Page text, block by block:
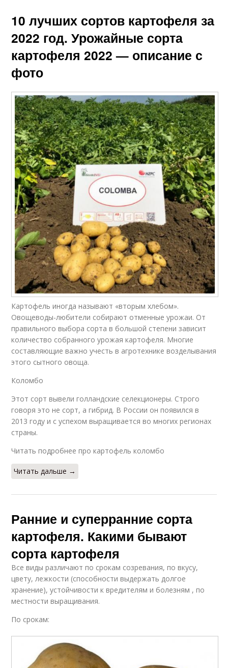
10 лучших сортов картофеля за
2022 год. Урожайные сорта
картофеля 2022 — описание с
фото
Картофель иногда называют «вторым хлебом».
Овощеводы-любители собирают отменные урожаи. От
правильного выбора сорта в большой степени зависит
количество собранного урожая картофеля. Многие
составляющие важно учесть в агротехнике возделывания
этого сытного овоща.
Коломбо
Этот сорт вывели голландские селекционеры. Строго
говоря это не сорт, а гибрид. В России он появился в
2013 году и с успехом выращивается во многих регионах
страны.
Читать подробнее про картофель коломбо
Читать дальше →
Ранние и суперранние сорта
картофеля. Какими бывают
сорта картофеля
Все виды различают по срокам созревания, по вкусу,
цвету, лежкости (способности выдержать долгое
хранение), устойчивости к вредителям и болезням , по
местности выращивания.
По срокам: